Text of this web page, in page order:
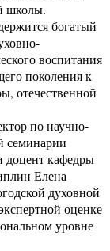
школы.
богатый
воспитания
поколения к
отечественной
по научно-
семинарии
доцент кафедры
Елена
духовной
оценке
уровне